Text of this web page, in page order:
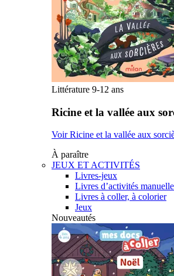
Littérature 9-12 ans
Ricine et la vallée aux
Voir Ricine et la vallée aux
À paraître
JEUX ET ACTIVITÉS
Livres-jeux
Livres d’activités
Livres à coller, à colorier
Jeux
Nouveautés